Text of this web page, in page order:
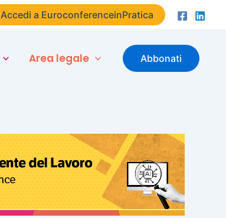
Accedi a EuroconferenceinPratica
Area legale Abbonati